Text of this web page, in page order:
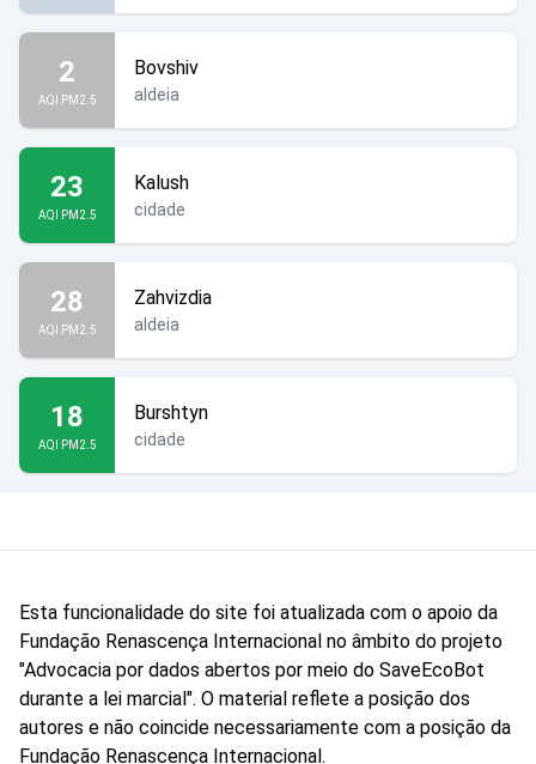
2
AQI PM2.5
Bovshiv
aldeia
23
AQI PM2.5
Kalush
cidade
28
AQI PM2.5
Zahvizdia
aldeia
18
AQI PM2.5
Burshtyn
cidade
Esta funcionalidade do site foi atualizada com o apoio da
Fundação Renascença Internacional no âmbito do projeto
"Advocacia por dados abertos por meio do SaveEcoBot
durante a lei marcial". O material reflete a posição dos
autores e não coincide necessariamente com a posição da
Fundação Renascença Internacional.